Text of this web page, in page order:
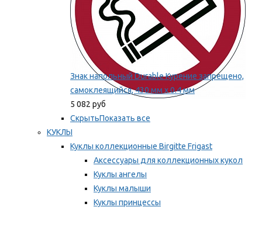
Знак напольный Durable Курение запрещено,
самоклеящийся, 430 мм х 0.4 мм
5 082 руб
СкрытьПоказать все
КУКЛЫ
Куклы коллекционные Birgitte Frigast
Аксессуары для коллекционных кукол
Куклы ангелы
Куклы малыши
Куклы принцессы